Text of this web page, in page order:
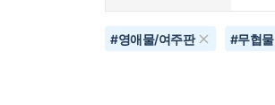
#영애물/여주판 #무협물